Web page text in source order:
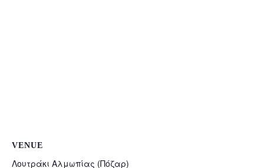
VENUE
Λουτράκι Αλμωπίας (Πόζαρ)